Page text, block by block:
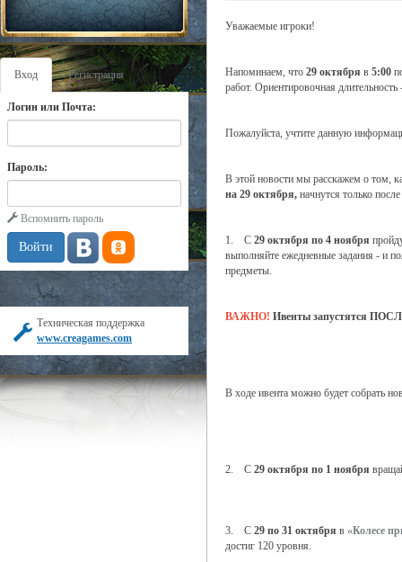
Вход Регистрация
Логин или Почта:
Пароль:
Вспомнить пароль
Техническая поддержка
www.creagames.com
Уважаемые игроки!
Напоминаем, что 29 октября в 5:00
работ. Ориентировочная
Пожалуйста, учтите данную
В этой новости мы расскажем о том,
на 29 октября, начнутся только
1. С 29 октября по 4 ноября
выполняйте ежедневные задания - и
предметы.
ВАЖНО! Ивенты запустятся
В ходе ивента можно будет собрать
2. С 29 октября по 1 ноября
3. С 29 по 31 октября в «Колесе
достиг 120 уровня.